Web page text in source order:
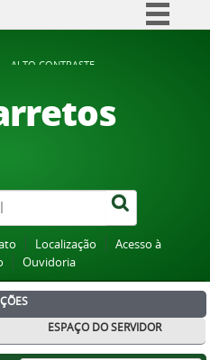
Participe
Acesso à informação
Canais
ALTO CONTRASTE
Localização
Acesso à
Ouvidoria
ESPAÇO DO SERVIDOR